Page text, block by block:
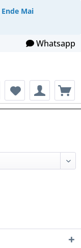
Mai
Whatsapp